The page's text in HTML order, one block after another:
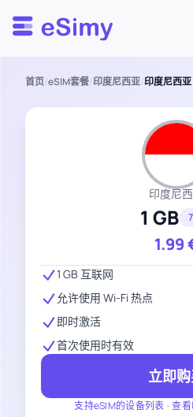
Esimy
首页/eSIM套餐/印度尼西亚/印度尼西亚
印度尼
1 GB
1.99
支持eSIM的设备列表 -查
1 GB 互联网
允许使用 Wi-Fi 热点
即时激活
首次使用时有效
立即